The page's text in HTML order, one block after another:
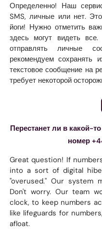
Определенно! Наш
SMS, личные или нет.
йоги! Нужно отметить
здесь могут видеть
отправлять личные
рекомендуем сохранять
текстовое сообщение на
требует некоторой
Перестанет ли в какой-
номер
Great question! If
into a sort of digital
"overused." Our system
Don't worry. Our team
clock, to keep numbers
like lifeguards for
afloat.